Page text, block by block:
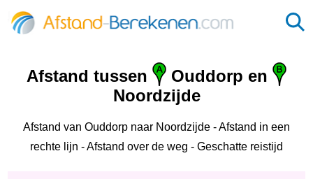
Afstand tussen
Ouddorp en
Noordzijde
Afstand van Ouddorp naar Noordzijde - Afstand in een
rechte lijn - Afstand over de weg - Geschatte reistijd